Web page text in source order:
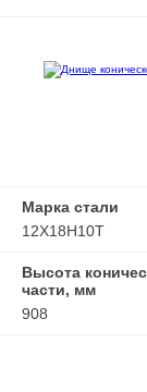
Марка стали
12Х18Н10Т
Высота
части, мм
908